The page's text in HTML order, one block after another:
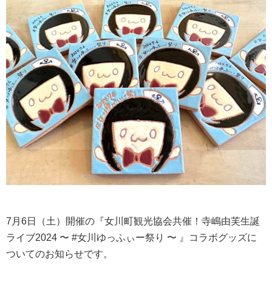
7月6日（土）開催の『女川町観光協会共催！寺嶋由芙生誕
ライブ2024 〜 #女川ゆっふぃー祭り 〜 』コラボグッズに
ついてのお知らせです。